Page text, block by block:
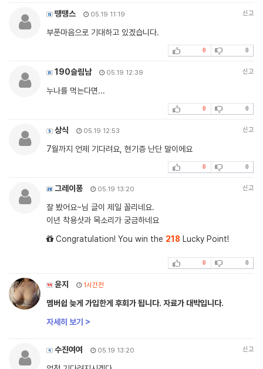
땡땡스 05.19 11:19 신고
부푼마음으로 기대하고 있겠습니다.
0 0
190슬림남 05.19 12:39 신고
누나를 먹는다면...
0 0
상식 05.19 12:53 신고
7월까지 언제 기다려요, 현기증 난단 말이에요
0 0
그레이퐁 05.19 13:20 신고
잘 봤어요~님 글이 제일 꼴리네요.
이년 착용샷과 목소리가 궁금하네요
Congratulation! You win the 218 Lucky Point!
0 0
윤지 1시간전
멤버쉽 늦게 가입한게 후회가 됩니다. 자료가 대박입니다.
자세히 보기 >
수진여여 05.19 13:20 신고